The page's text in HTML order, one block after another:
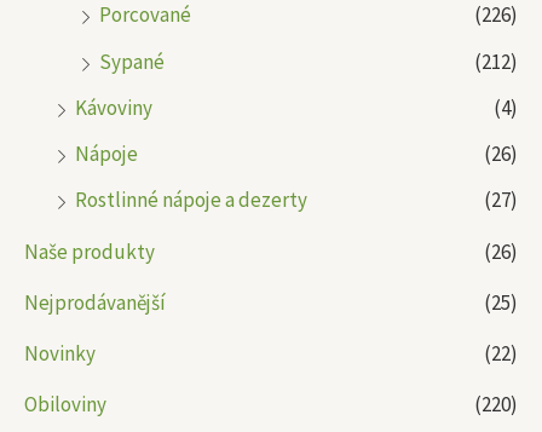
Porcované
(226)
Sypané
(212)
Kávoviny
(4)
Nápoje
(26)
Rostlinné nápoje a dezerty
(27)
Naše produkty
(26)
Nejprodávanější
(25)
Novinky
(22)
Obiloviny
(220)